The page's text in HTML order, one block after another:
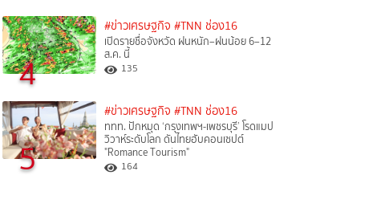
4
#ข่าวเศรษฐกิจ #TNN ช่อง16
เปิดรายชื่อจังหวัด ฝนหนัก–ฝนน้อย 6–12
ส.ค. นี้
135
5
#ข่าวเศรษฐกิจ #TNN ช่อง16
ททท. ปักหมุด ‘กรุงเทพฯ-เพชรบุรี’ โรดแมป
วิวาห์ระดับโลก ดันไทยฮับคอนเซปต์
"Romance Tourism"
164